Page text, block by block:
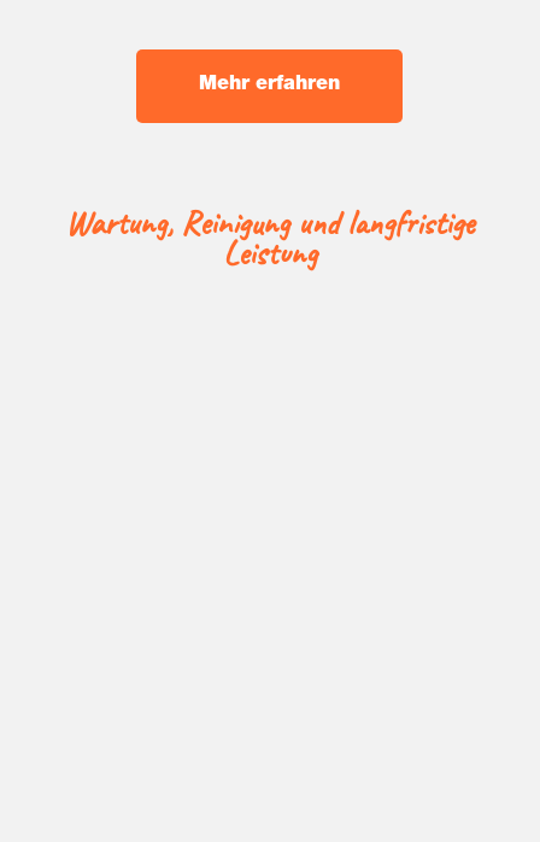
Mehr erfah­ren
War­tung, Rei­ni­gung und lang­fris­ti­ge
Leistung